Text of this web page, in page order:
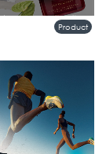
กอย่าง “ชัดขึ้น” ทั้ง
น เพราะในอากาศ
Product